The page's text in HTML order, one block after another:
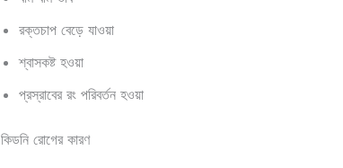
রক্তচাপ বেড়ে যাওয়া
শ্বাসকষ্ট হওয়া
প্রস্রাবের রং পরিবর্তন হওয়া
কিডনি রোগের কারণ